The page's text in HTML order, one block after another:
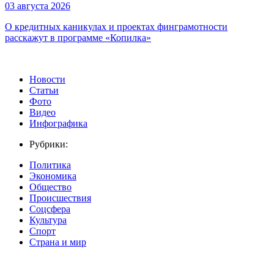
03 августа 2026
О кредитных каникулах и проектах финграмотности
расскажут в программе «Копилка»
Новости
Статьи
Фото
Видео
Инфографика
Рубрики:
Политика
Экономика
Общество
Происшествия
Соцсфера
Культура
Спорт
Страна и мир